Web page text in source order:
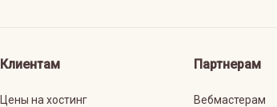
Клиентам
Цены на хостинг
Партнерам
Вебмастерам